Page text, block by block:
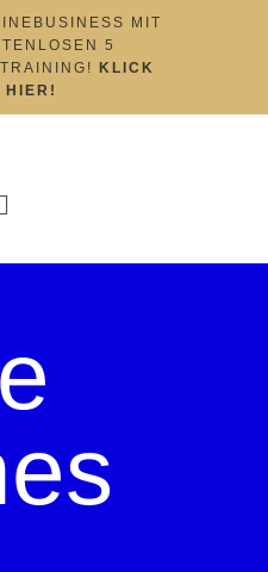
MIT
5
KLICK
HIER!